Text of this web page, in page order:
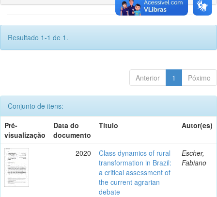
Resultado 1-1 de 1.
Anterior 1 Póximo
Conjunto de itens:
Pré-
visualização
Data do
documento
Título Autor(es)
2020
Class dynamics of rural
transformation in Brazil:
a critical assessment of
the current agrarian
debate
Escher,
Fabiano